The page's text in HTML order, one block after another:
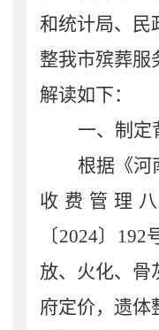
和统计局、民
整我市殡葬服
解读如下：
一、制定
根据《河
收费管理
〔2024〕
放、火化、骨
府定价，遗体